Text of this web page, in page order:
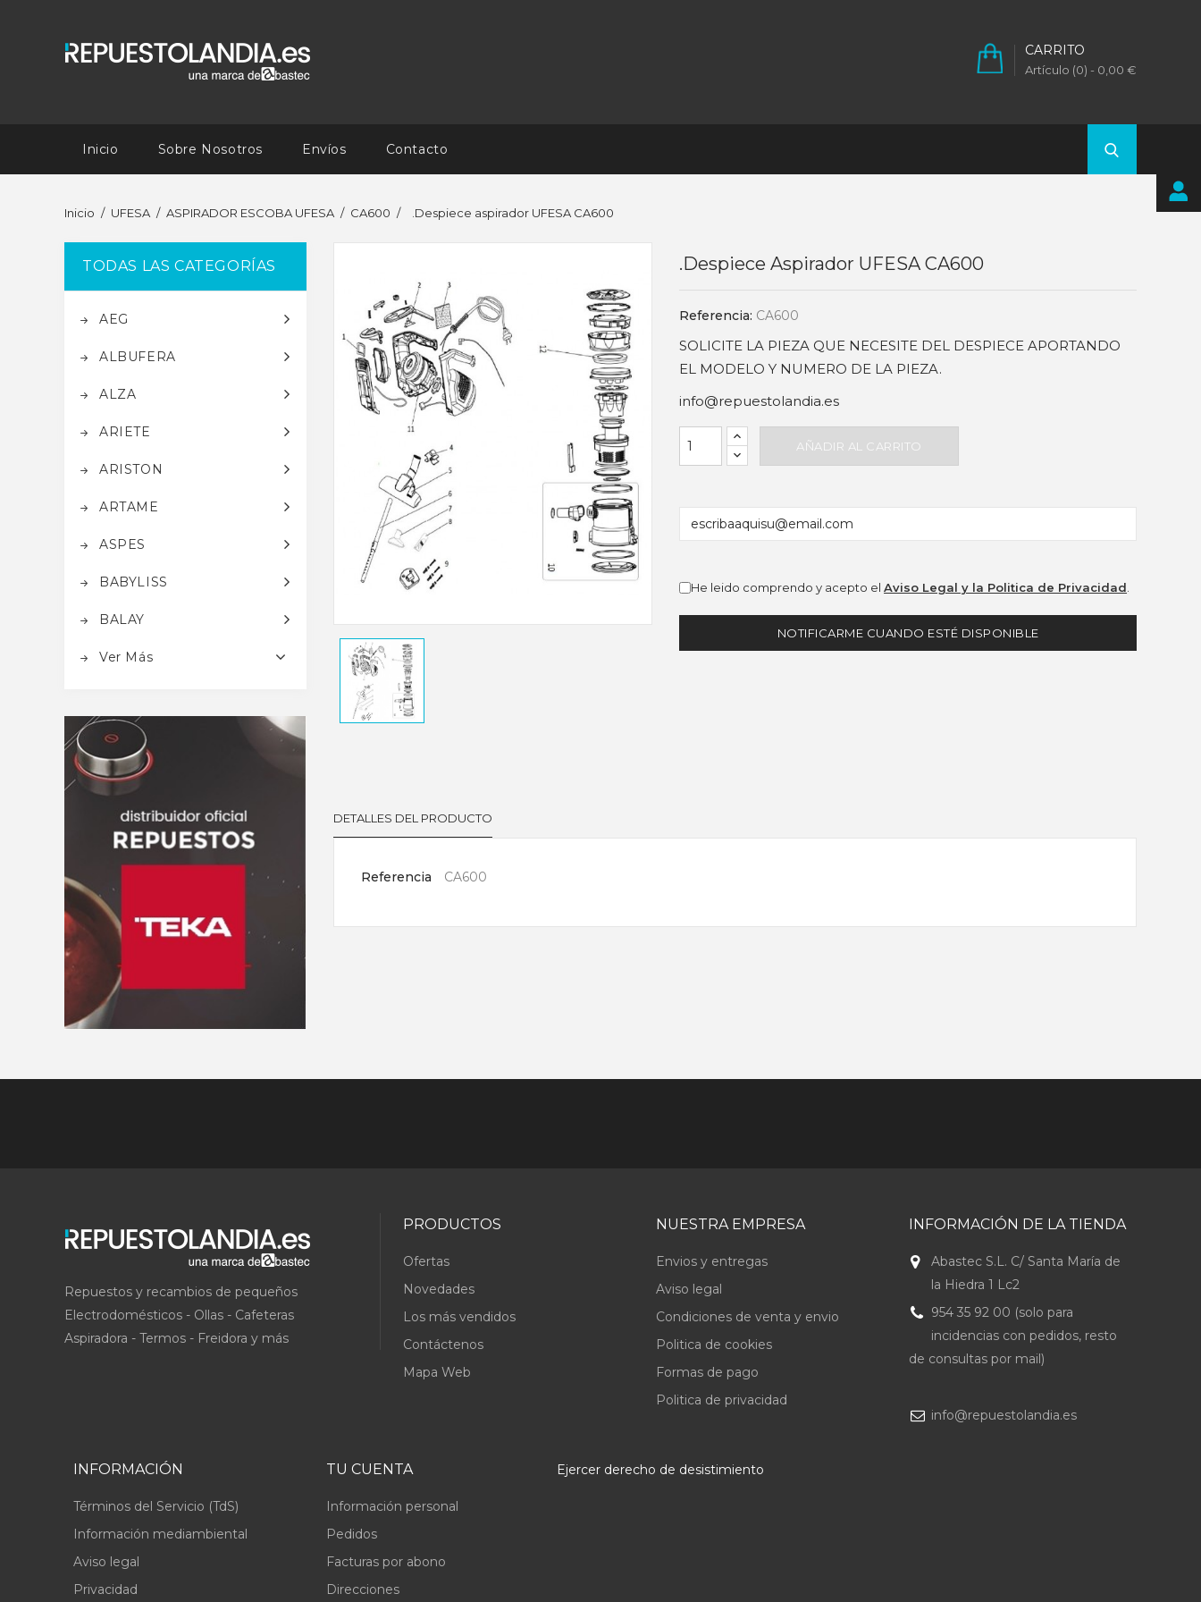
CARRITO
Artículo (0) - 0,00 €
Inicio Sobre Nosotros Envíos Contacto
Inicio UFESA ASPIRADOR ESCOBA UFESA CA600 .Despiece aspirador UFESA CA600
TODAS LAS CATEGORÍAS
AEG
ALBUFERA
ALZA
ARIETE
ARISTON
ARTAME
ASPES
BABYLISS
BALAY
Ver Más
.Despiece Aspirador UFESA CA600
Referencia: CA600
SOLICITE LA PIEZA QUE NECESITE DEL DESPIECE APORTANDO
EL MODELO Y NUMERO DE LA PIEZA.
info@repuestolandia.es
AÑADIR AL CARRITO
He leido comprendo y acepto elAviso Legal y la Politica de Privacidad
NOTIFICARME CUANDO ESTÉ DISPONIBLE
DETALLES DEL PRODUCTO
Referencia CA600
Repuestos y recambios de pequeños
Electrodomésticos - Ollas - Cafeteras
Aspiradora - Termos - Freidora y más
PRODUCTOS
Ofertas
Novedades
Los más vendidos
Contáctenos
Mapa Web
NUESTRA EMPRESA
Envios y entregas
Aviso legal
Condiciones de venta y envio
Politica de cookies
Formas de pago
Politica de privacidad
INFORMACIÓN DE LA TIENDA
Abastec S.L. C/ Santa María de
la Hiedra 1 Lc2
954 35 92 00 (solo para
incidencias con pedidos, resto
de consultas por mail)
info@repuestolandia.es
INFORMACIÓN
Términos del Servicio (TdS)
Información mediambiental
Aviso legal
Privacidad
TU CUENTA
Información personal
Pedidos
Facturas por abono
Direcciones
Ejercer derecho de desistimiento